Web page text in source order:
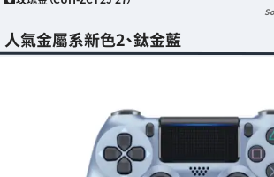
人氣金屬系新色2、鈦金藍